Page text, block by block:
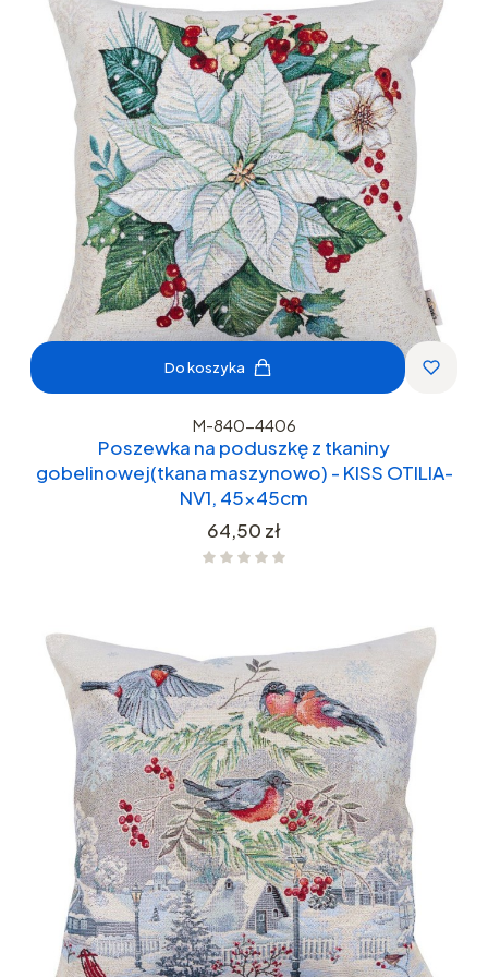
Do koszyka
M-840-4406
Poszewka na poduszkę z tkaniny
gobelinowej(tkana maszynowo) - KISS OTILIA-
NV1, 45x45cm
Cena
64,50 zł